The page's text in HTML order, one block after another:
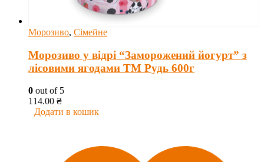
Морозиво, Сімейне
Морозиво у відрі “Заморожений йогурт” з
лісовими ягодами ТМ Рудь 600г
0 out of 5
114.00 ₴
Додати в кошик